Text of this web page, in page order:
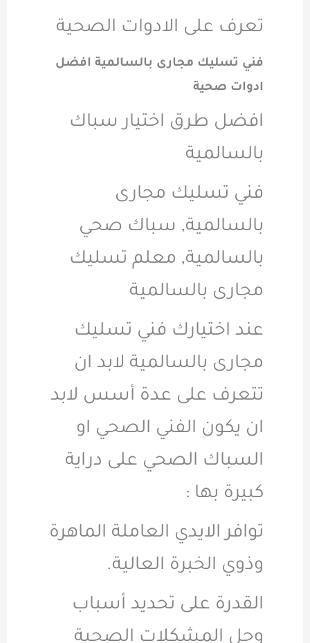
تعرف على الادوات الصحية
فني تسليك مجارى بالسالمية افضل
ادوات صحية
افضل طرق اختيار سباك
بالسالمية
فني تسليك مجارى
بالسالمية, سباك صحي
بالسالمية, معلم تسليك
مجارى بالسالمية
عند اختيارك فني تسليك
مجارى بالسالمية لابد ان
تتعرف على عدة أسس لابد
ان يكون الفني الصحي او
السباك الصحي على دراية
كبيرة بها :
توافر الايدي العاملة الماهرة
وذوي الخبرة العالية.
القدرة على تحديد أسباب
وحل المشكلات الصحية